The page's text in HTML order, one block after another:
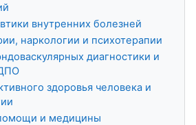
внутренних болезней
наркологии и психотерапии
диагностики и
здоровья человека и
и медицины